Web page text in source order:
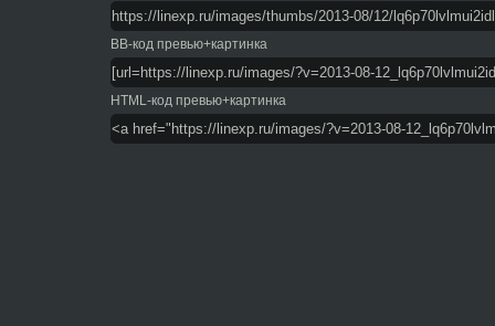
BB-код превью+картинка
HTML-код превью+картинка